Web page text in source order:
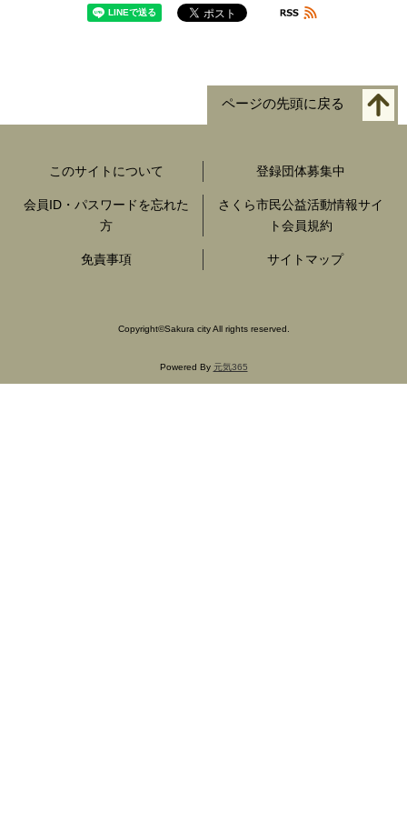
ページの先頭に戻る
このサイトについて 登録団体募集中
会員ID・パスワードを忘れた
方
さくら市民公益活動情報サイ
ト会員規約
免責事項 サイトマップ
Copyright©Sakura city All rights reserved.
Powered By 元気365